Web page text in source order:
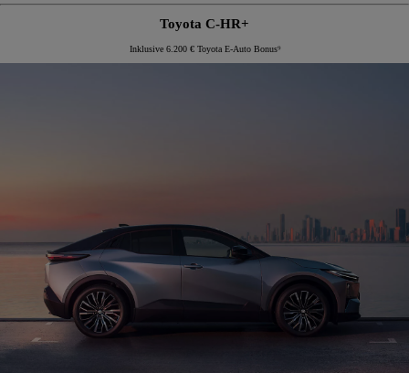
Toyota C-HR+
Inklusive 6.200 € Toyota E-Auto Bonus⁹